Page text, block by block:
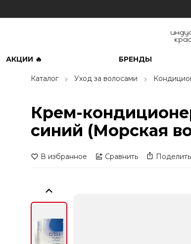
АКЦИИ 🔥 БРЕНДЫ
Каталог Уход за волосами
Крем-
синий (Морская
В избранное Сравнить